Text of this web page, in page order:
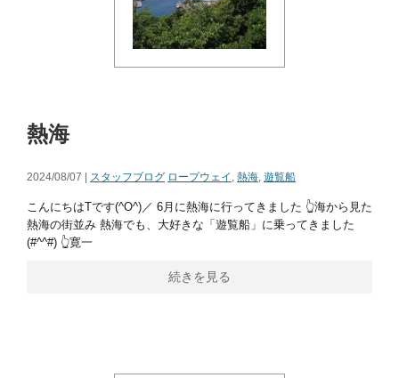
熱海
2024/08/07 | スタッフブログ ロープウェイ , 熱海, 遊覧船
こんにちはTです(^O^)／ 6月に熱海に行ってきました 👆海から見た
熱海の街並み 熱海でも、大好きな「遊覧船」に乗ってきました
(#^^#) 👆寛一
続きを見る